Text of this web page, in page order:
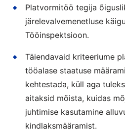
Platvormitöö tegija
järelevalvemenetluse
Tööinspektsioon.
Täiendavaid kriteeriume
tööalase staatuse
kehtestada, küll aga
aitaksid mõista, kuidas
juhtimise kasutamine
kindlaksmääramist.